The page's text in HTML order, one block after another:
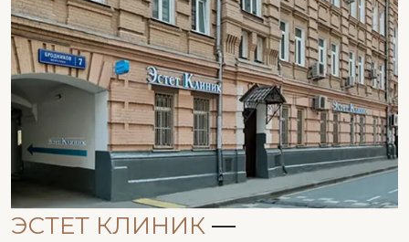
ЭСТЕТ КЛИНИК —